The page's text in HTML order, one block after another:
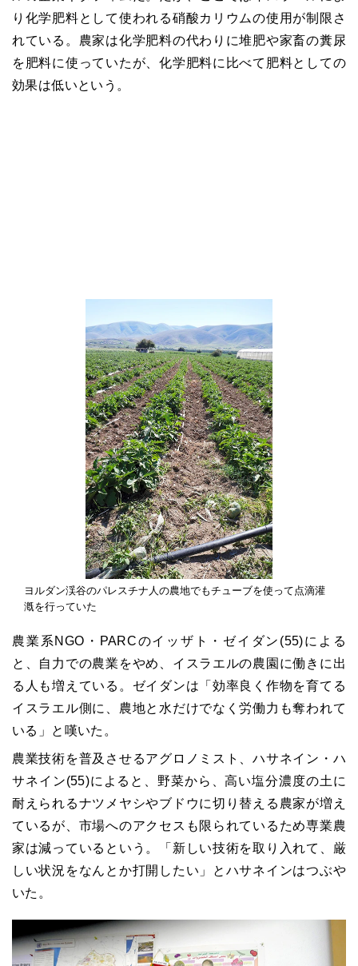
り化学肥料として使われる硝酸カリウムの使用が制限さ
れている。農家は化学肥料の代わりに堆肥や家畜の糞尿
を肥料に使っていたが、化学肥料に比べて肥料としての
効果は低いという。
ヨルダン渓谷のパレスチナ人の農地でもチューブを使って点滴灌
漑を行っていた
農業系NGO・PARCのイッザト・ゼイダン(55)による
と、自力での農業をやめ、イスラエルの農園に働きに出
る人も増えている。ゼイダンは「効率良く作物を育てる
イスラエル側に、農地と水だけでなく労働力も奪われて
いる」と嘆いた。
農業技術を普及させるアグロノミスト、ハサネイン・ハ
サネイン(55)によると、野菜から、高い塩分濃度の土に
耐えられるナツメヤシやブドウに切り替える農家が増え
ているが、市場へのアクセスも限られているため専業農
家は減っているという。「新しい技術を取り入れて、厳
しい状況をなんとか打開したい」とハサネインはつぶや
いた。